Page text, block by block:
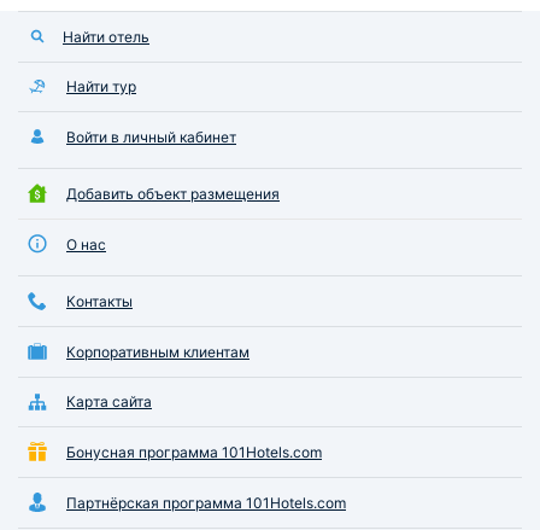
Найти отель
Найти тур
Войти в личный кабинет
Добавить объект размещения
О нас
Контакты
Корпоративным клиентам
Карта сайта
Бонусная программа 101Hotels.com
Партнёрская программа 101Hotels.com